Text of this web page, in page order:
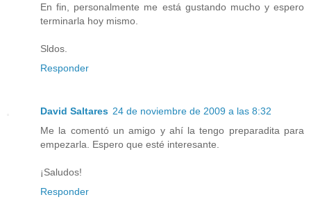
En fin, personalmente me está gustando mucho y espero
terminarla hoy mismo.
Sldos.
Responder
David Saltares 24 de noviembre de 2009 a las 8:32
Me la comentó un amigo y ahí la tengo preparadita para
empezarla. Espero que esté interesante.
¡Saludos!
Responder